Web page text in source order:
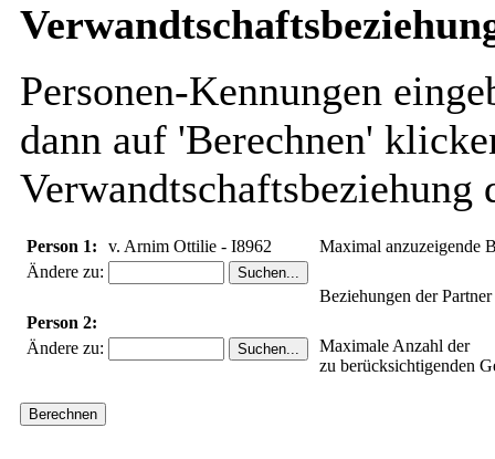
Personen-Kennungen
dann auf 'Berechnen'
Verwandtschaftsbeziehung
Person 1:
v. Arnim Ottilie - I8962
Ändere zu:
Person 2:
Ändere zu:
Maximal anzuzeigende
Beziehungen der
Maximale Anzahl der
zu berücksichtigenden